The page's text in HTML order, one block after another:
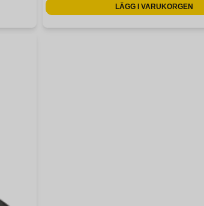
LÄGG I VARUKORGEN